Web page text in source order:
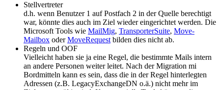
Stellvertreter
d.h. wenn Benutzer 1 auf Postfach 2 in der Quelle berechtigt
war, könnte dies auch im Ziel wieder eingerichtet werden. Die
Microsoft Tools wie MailMig, TransporterSuite, Move-
Mailbox oderMoveRequest bilden dies nicht ab.
Regeln und OOF
Vielleicht haben sie ja eine Regel, die bestimmte Mails intern
an andere Personen weiter leitet. Nach der Migration mi
Bordmitteln kann es sein, dass die in der Regel hinterlegten
Adressen (z.B. LegacyExchangeDN o.ä.) nicht mehr im